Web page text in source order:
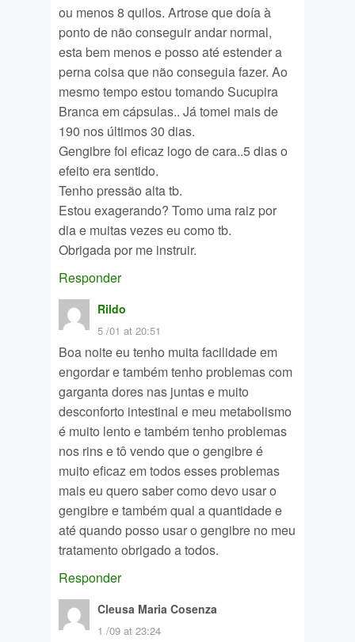
ou menos 8 quilos. Artrose que doía à
ponto de não conseguir andar normal,
esta bem menos e posso até estender a
perna coisa que não conseguia fazer. Ao
mesmo tempo estou tomando Sucupira
Branca em cápsulas.. Já tomei mais de
190 nos últimos 30 dias.
Gengibre foi eficaz logo de cara..5 dias o
efeito era sentido.
Tenho pressão alta tb.
Estou exagerando? Tomo uma raiz por
dia e muitas vezes eu como tb.
Obrigada por me instruir.
Responder
Rildo
5 /01 at 20:51
Boa noite eu tenho muita facilidade em
engordar e também tenho problemas com
garganta dores nas juntas e muito
desconforto intestinal e meu metabolismo
é muito lento e também tenho problemas
nos rins e tô vendo que o gengibre é
muito eficaz em todos esses problemas
mais eu quero saber como devo usar o
gengibre e também qual a quantidade e
até quando posso usar o gengibre no meu
tratamento obrigado a todos.
Responder
Cleusa Maria Cosenza
1 /09 at 23:24